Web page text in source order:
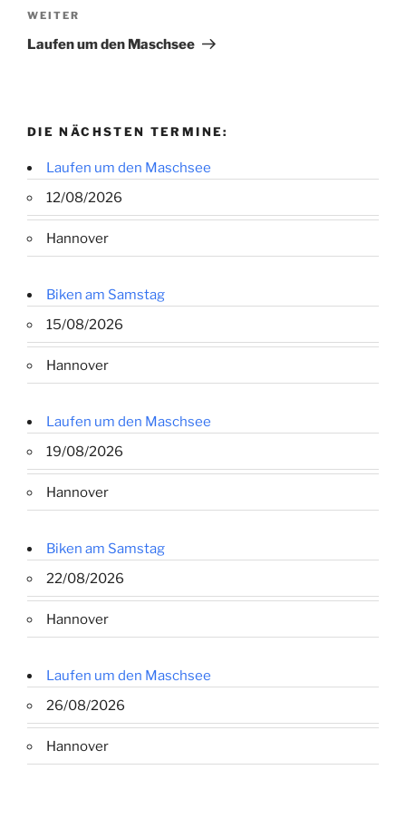
Nächster
Beitrag
WEITER
Laufen um den Maschsee
DIE NÄCHSTEN TERMINE:
Laufen um den Maschsee
12/08/2026
Hannover
Biken am Samstag
15/08/2026
Hannover
Laufen um den Maschsee
19/08/2026
Hannover
Biken am Samstag
22/08/2026
Hannover
Laufen um den Maschsee
26/08/2026
Hannover